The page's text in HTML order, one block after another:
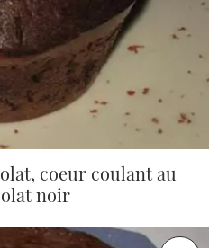
coeur coulant au
noir